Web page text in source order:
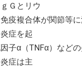
Ｇとリウ
疫複合体が関節等
症を起
子α（TNFα）など
症は主